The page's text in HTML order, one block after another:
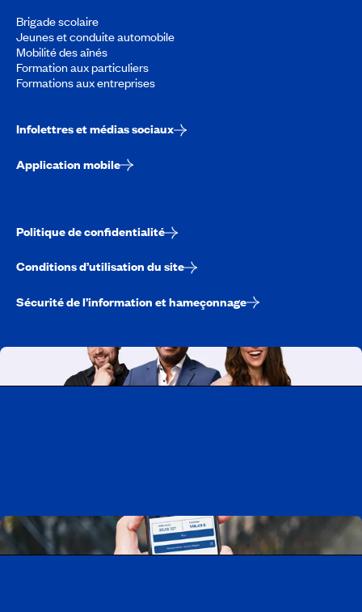
Brigade scolaire
Jeunes et conduite automobile
Mobilité des aînés
Formation aux particuliers
Formations aux entreprises
Infolettres et médias sociaux
Application mobile
Politique de confidentialité
Conditions d’utilisation du site
Sécurité de l’information et hameçonnage